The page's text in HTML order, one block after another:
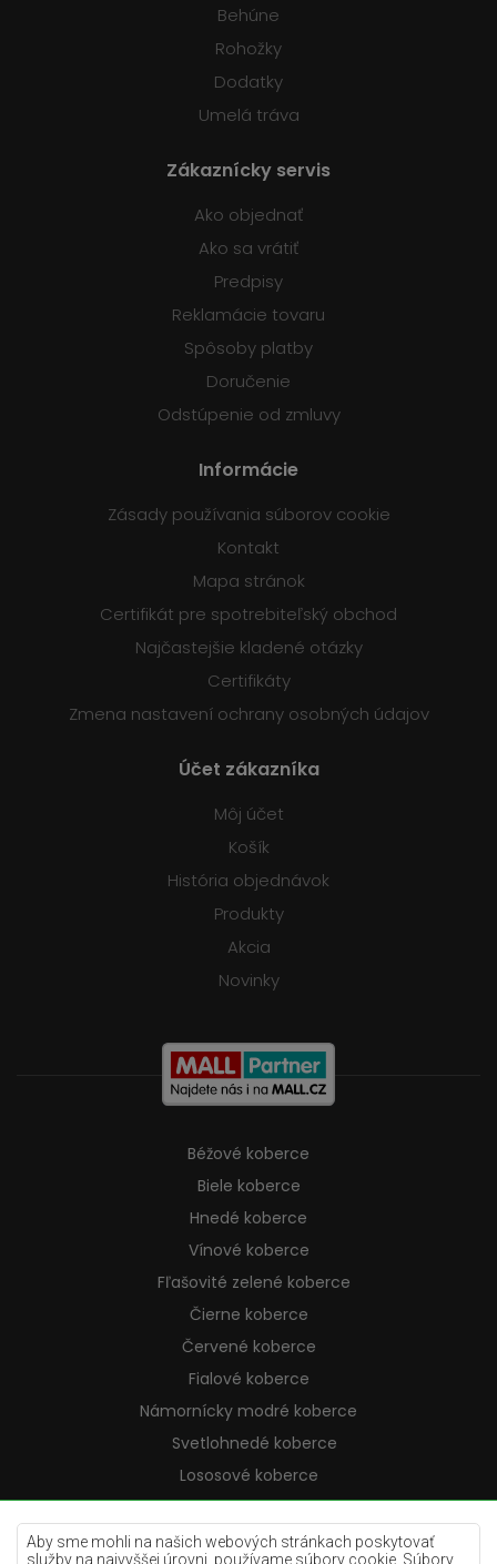
Aby sme mohli na našich webových stránkach poskytovať
služby na najvyššej úrovni, používame súbory cookie. Súbory
Behúne
Rohožky
Dodatky
Umelá tráva
Zákaznícky servis
Ako objednať
Ako sa vrátiť
Predpisy
Reklamácie tovaru
Spôsoby platby
Doručenie
Odstúpenie od zmluvy
Informácie
Zásady používania súborov cookie
Kontakt
Mapa stránok
Certifikát pre spotrebiteľský obchod
Najčastejšie kladené otázky
Certifikáty
Zmena nastavení ochrany osobných údajov
Účet zákazníka
Môj účet
Košík
História objednávok
Produkty
Akcia
Novinky
Béžové koberce
Biele koberce
Hnedé koberce
Vínové koberce
Fľašovité zelené koberce
Čierne koberce
Červené koberce
Fialové koberce
Námornícky modré koberce
Svetlohnedé koberce
Lososové koberce
Krémové koberce
Lilac koberce